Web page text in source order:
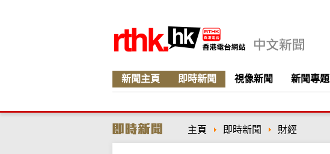
新聞主頁 即時新聞 視像新聞 新聞專題
主頁 即時新聞 財經